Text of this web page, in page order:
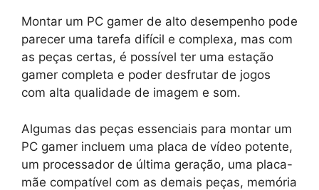
Montar um PC gamer de alto desempenho pode
parecer uma tarefa difícil e complexa, mas com
as peças certas, é possível ter uma estação
gamer completa e poder desfrutar de jogos
com alta qualidade de imagem e som.
Algumas das peças essenciais para montar um
PC gamer incluem uma placa de vídeo potente,
um processador de última geração, uma placa-
mãe compatível com as demais peças, memória